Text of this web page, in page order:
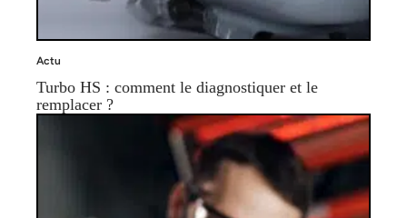
Actu
Turbo HS : comment le diagnostiquer et le
remplacer ?